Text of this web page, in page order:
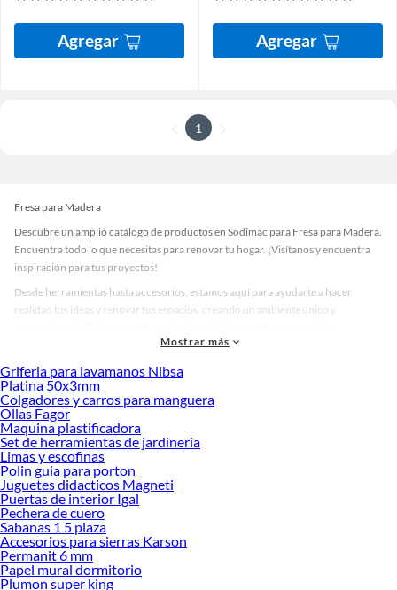
Agregar Agregar
1
Fresa para Madera
Descubre un amplio catálogo de productos en Sodimac para Fresa para Madera.
Encuentra todo lo que necesitas para renovar tu hogar. ¡Visítanos y encuentra
inspiración para tus proyectos!
Desde herramientas hasta accesorios, estamos aquí para ayudarte a hacer
realidad tus ideas y renovar tus espacios, creando un ambiente único y
accesorios de calidad que te ayudarán a crear un espacio más tú.
Desde remodelaciones hasta proyectos de decoración, estamos aquí para hacer
tus ideas realidad. ¡Visítanos y encuentra todo lo que tenemos para ofrecerte en
Fresa para Madera!
Explora la variedad de productos de Fresa para Madera en Sodimac
Herramientas, materiales y accesorios de calidad para tus proyectos y
renovación de espacios. ¡Visítanos y descubre todo lo que tenemos para
ofrecerte!
Encuentra una amplia variedad de productos de Fresa para Madera en Sodimac.
Encuentra todo lo necesario para tus proyectos de renovación y decoración.
¡Visítanos y haz tus ideas realidad!
Mostrar más
Griferia para lavamanos Nibsa
Platina 50x3mm
Colgadores y carros para manguera
Ollas Fagor
Maquina plastificadora
Set de herramientas de jardineria
Limas y escofinas
Polin guia para porton
Juguetes didacticos Magneti
Puertas de interior Igal
Pechera de cuero
Sabanas 1 5 plaza
Accesorios para sierras Karson
Permanit 6 mm
Papel mural dormitorio
Plumon super king